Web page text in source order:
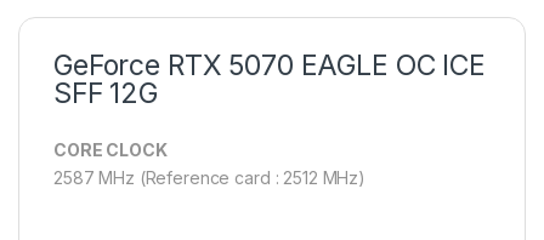
GeForce RTX 5070 EAGLE OC ICE
SFF 12G
CORE CLOCK
2587 MHz (Reference card : 2512 MHz)